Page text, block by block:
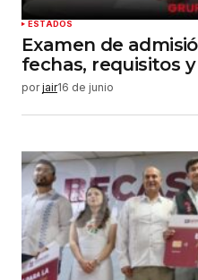
ESTADOS
Examen de
fechas, requisitos
por jair16 de junio